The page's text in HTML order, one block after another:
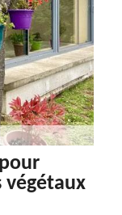
végétaux